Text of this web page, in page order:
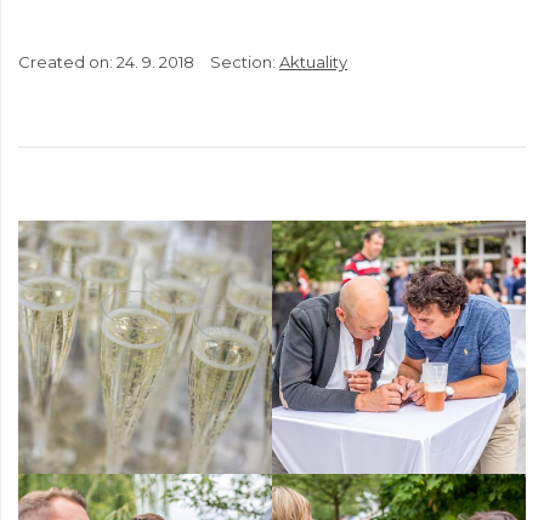
Created on: 24. 9. 2018 Section: Aktuality